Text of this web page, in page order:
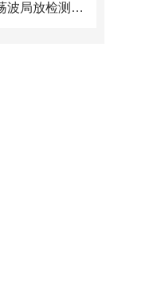
电缆健康守护者：震荡波局放检测装置揭秘